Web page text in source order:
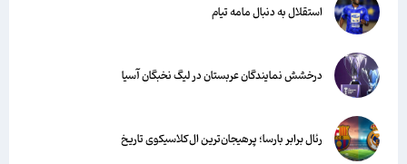
استقلال به دنبال مامه تیام
درخشش نمایندگان عربستان در لیگ نخبگان آسیا
رئال برابر بارسا؛ پرهیجان‌‌ترین ال‌کلاسیکوی تاریخ